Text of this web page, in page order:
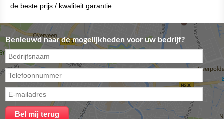
de beste prijs / kwaliteit garantie
Benieuwd naar de mogelijkheden voor uw bedrijf?